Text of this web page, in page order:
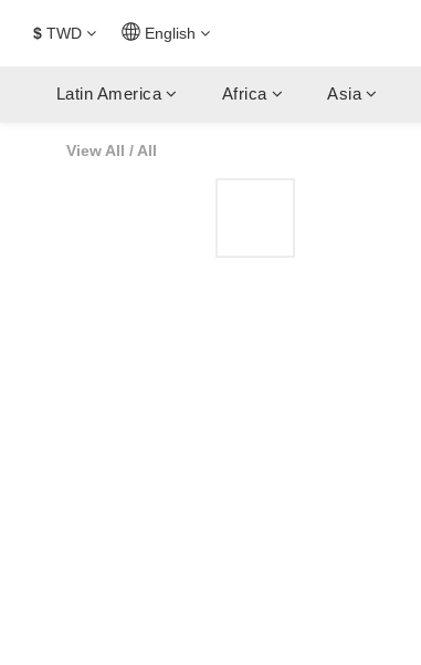
$ TWD English
Latin America Africa Asia
View All / All